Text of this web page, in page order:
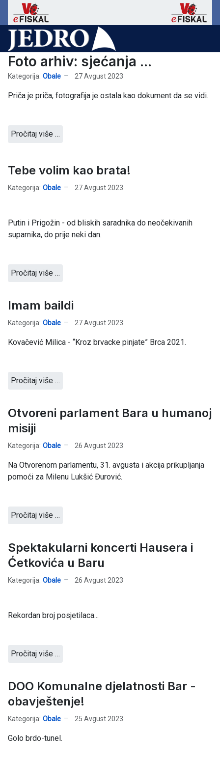
Foto arhiv: sjećanja ...
Kategorija: Obale 27 Avgust 2023
Priča je priča, fotografija je ostala kao dokument da se vidi.
Pročitaj više …
Tebe volim kao brata!
Kategorija: Obale 27 Avgust 2023
Putin i Prigožin - od bliskih saradnika do neočekivanih
suparnika, do prije neki dan.
Pročitaj više …
Imam baildi
Kategorija: Obale 27 Avgust 2023
Kovačević Milica - “Kroz brvacke pinjate” Brca 2021.
Pročitaj više …
Otvoreni parlament Bara u humanoj
misiji
Kategorija: Obale 26 Avgust 2023
Na Otvorenom parlamentu, 31. avgusta i akcija prikupljanja
pomoći za Milenu Lukšić Ðurović.
Pročitaj više …
Spektakularni koncerti Hausera i
Ćetkovića u Baru
Kategorija: Obale 26 Avgust 2023
Rekordan broj posjetilaca...
Pročitaj više …
DOO Komunalne djelatnosti Bar -
obavještenje!
Kategorija: Obale 25 Avgust 2023
Golo brdo-tunel.